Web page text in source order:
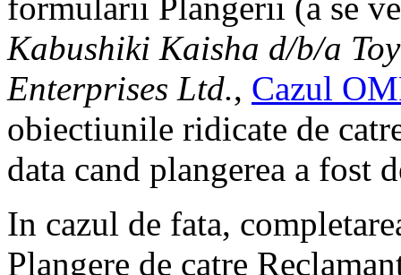
Kabushiki Kaisha d/b/a
Enterprises Ltd., Cazul
obiectiunile ridicate de
data cand plangerea a fost
In cazul de fata,
Plangere de catre